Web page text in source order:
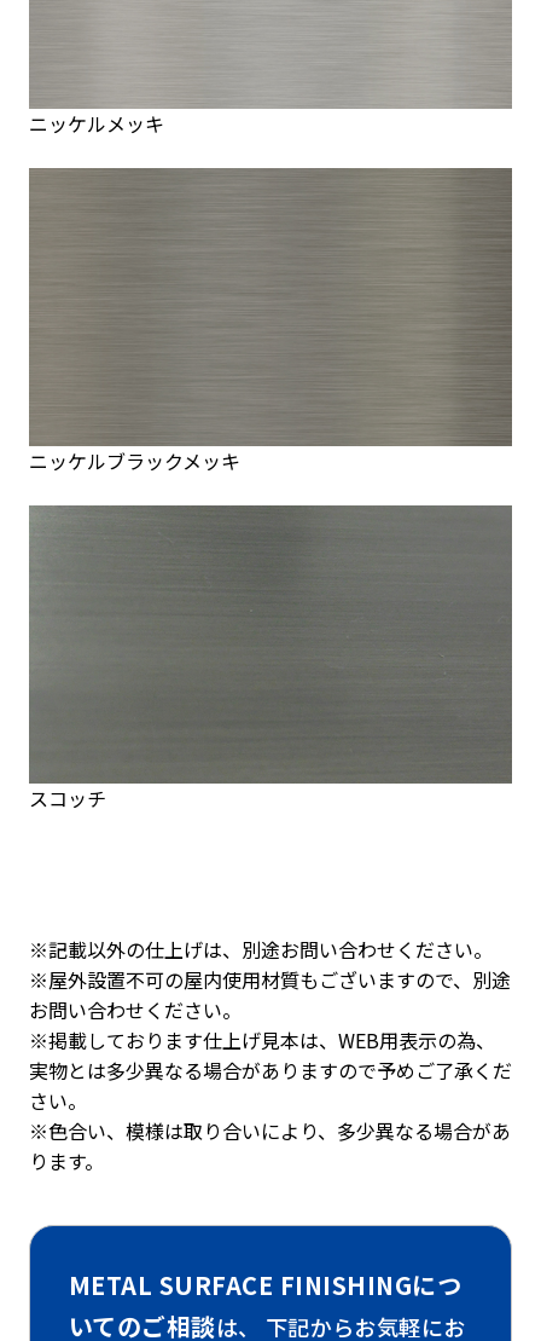
ニッケルメッキ
ニッケルブラックメッキ
スコッチ
※記載以外の仕上げは、別途お問い合わせください。
※屋外設置不可の屋内使用材質もございますので、別途
お問い合わせください。
※掲載しております仕上げ見本は、WEB用表示の為、
実物とは多少異なる場合がありますので予めご了承くだ
さい。
※色合い、模様は取り合いにより、多少異なる場合があ
ります。
METAL SURFACE FINISHINGにつ
いてのご相談は、
下記からお気軽にお